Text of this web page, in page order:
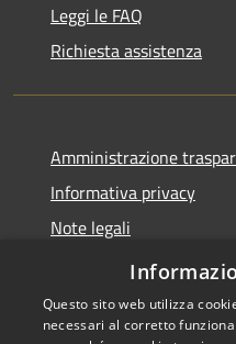
Leggi le FAQ
Richiesta assistenza
Amministrazione
Informativa privacy
Note legali
Dichiarazione di
Questo sito web utilizza
necessari al corretto